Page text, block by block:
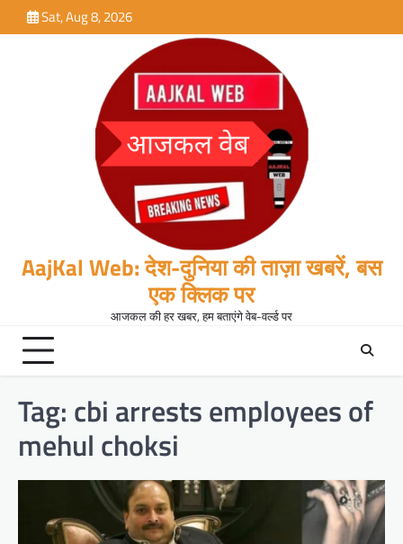
to
Sat, Aug 8, 2026
AajKal Web: देश-दुनिया की ताज़ा खबरें, बस
एक क्लिक पर
आजकल की हर खबर, हम बताएंगे वेब-वर्ल्ड पर
Tag: cbi arrests employees of
mehul choksi